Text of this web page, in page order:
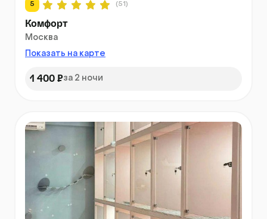
5 (51)
Комфорт
Москва
Показать на карте
1 400 ₽за 2 ночи